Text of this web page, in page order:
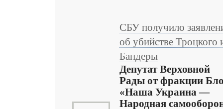
СБУ получило
об убийстве Троцкого
Бандеры
Депутат Верховной
Рады от фракции
«Наша Украина —
Народная